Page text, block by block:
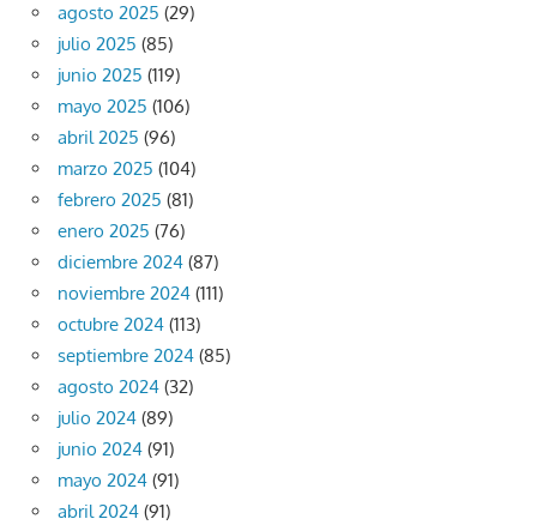
agosto 2025 (29)
julio 2025 (85)
junio 2025 (119)
mayo 2025 (106)
abril 2025 (96)
marzo 2025 (104)
febrero 2025 (81)
enero 2025 (76)
diciembre 2024 (87)
noviembre 2024 (111)
octubre 2024 (113)
septiembre 2024 (85)
agosto 2024 (32)
julio 2024 (89)
junio 2024 (91)
mayo 2024 (91)
abril 2024 (91)